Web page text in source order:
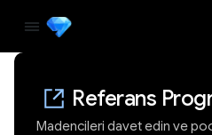
Referans
Madencileri davet edin ve